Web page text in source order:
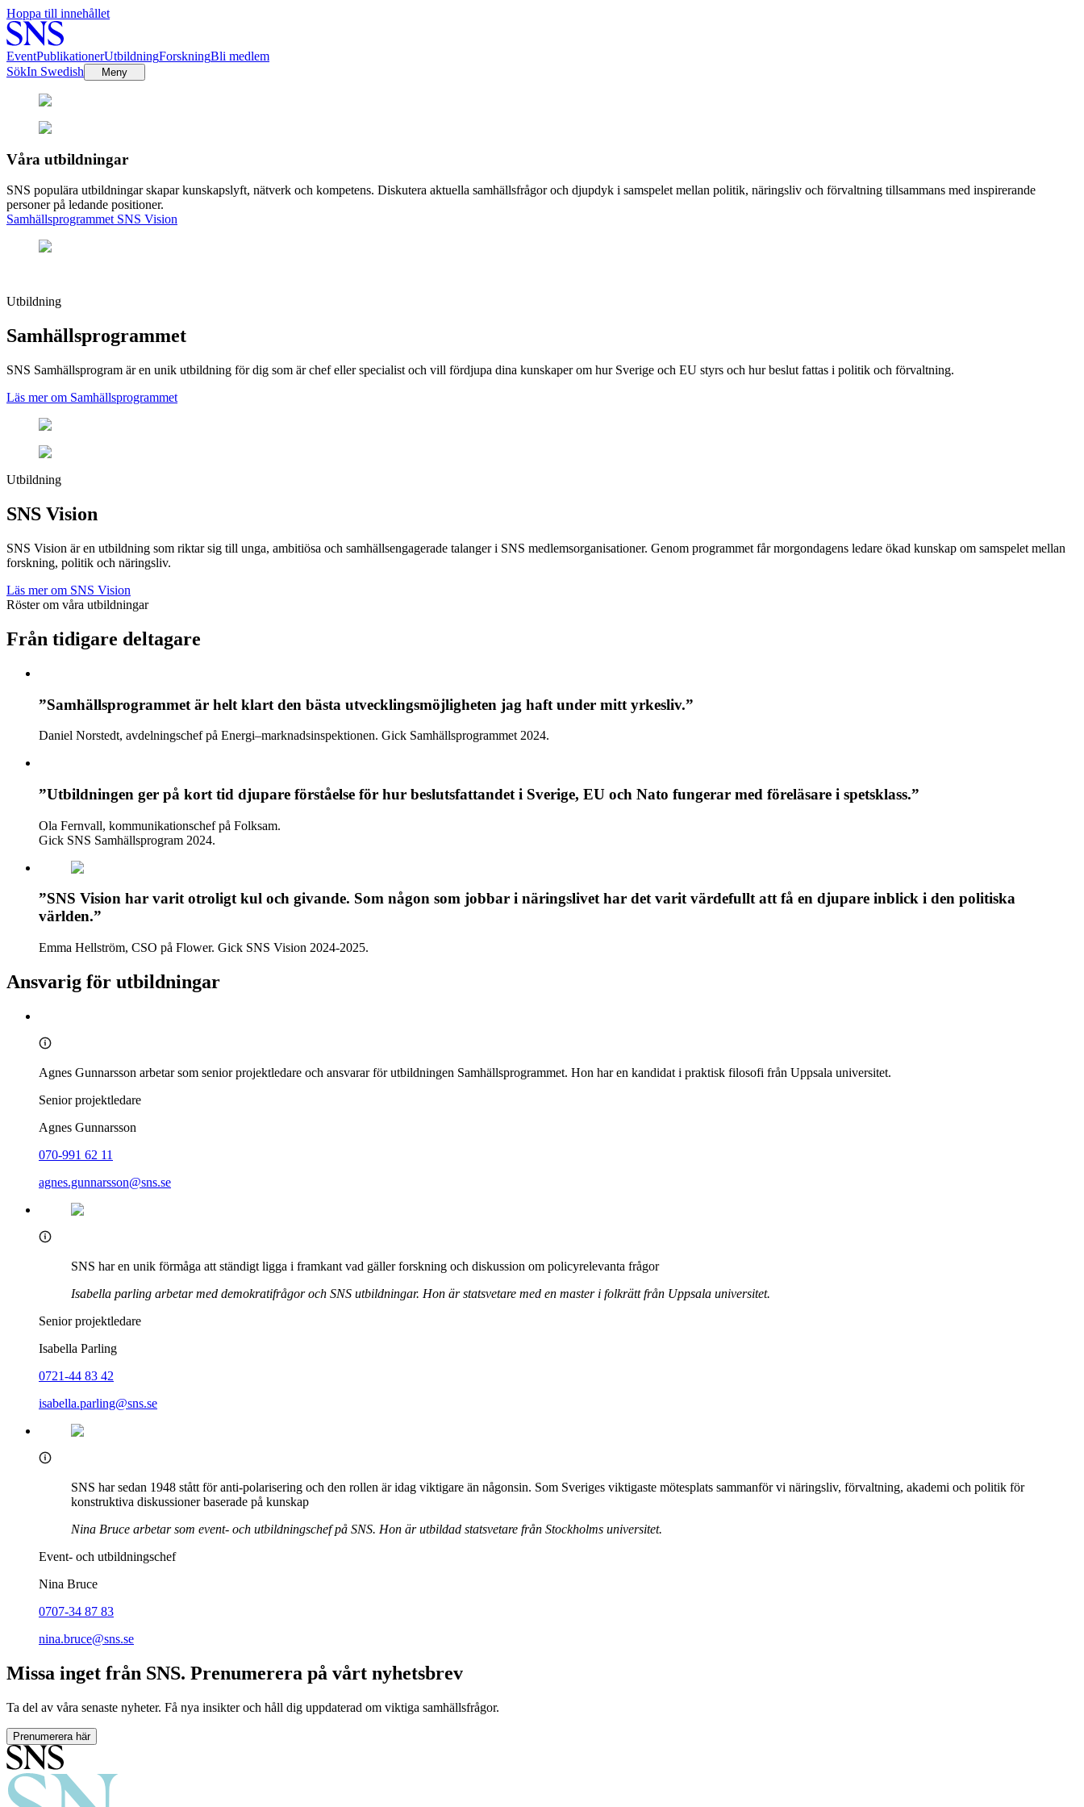
Hoppa till innehållet
EventPublikationerUtbildningForskningBli medlem
SökIn Swedish Meny
Våra utbildningar
SNS populära utbildningar skapar kunskapslyft, nätverk och kompetens. Diskutera aktuella samhällsfrågor och djupdyk i samspelet mellan politik, näringsliv och förvaltning tillsammans med inspirerande
personer på ledande positioner.
Samhällsprogrammet SNS Vision
Utbildning
Samhällsprogrammet
SNS Samhällsprogram är en unik utbildning för dig som är chef eller specialist och vill fördjupa dina kunskaper om hur Sverige och EU styrs och hur beslut fattas i politik och förvaltning.
Läs mer om Samhällsprogrammet
Utbildning
SNS Vision
SNS Vision är en utbildning som riktar sig till unga, ambitiösa och samhällsengagerade talanger i SNS medlemsorganisationer. Genom programmet får morgondagens ledare ökad kunskap om samspelet mellan
forskning, politik och näringsliv.
Läs mer om SNS Vision
Röster om våra utbildningar
Från tidigare deltagare
”Samhällsprogrammet är helt klart den bästa utvecklingsmöjligheten jag haft under mitt yrkesliv.”
Daniel Norstedt, avdelningschef på Energi–marknadsinspektionen. Gick Samhällsprogrammet 2024.
”Utbildningen ger på kort tid djupare förståelse för hur beslutsfattandet i Sverige, EU och Nato fungerar med föreläsare i spetsklass.”
Ola Fernvall, kommunikationschef på Folksam.
Gick SNS Samhällsprogram 2024.
”SNS Vision har varit otroligt kul och givande. Som någon som jobbar i näringslivet har det varit värdefullt att få en djupare inblick i den politiska
världen.”
Emma Hellström, CSO på Flower. Gick SNS Vision 2024-2025.
Ansvarig för utbildningar
Agnes Gunnarsson arbetar som senior projektledare och ansvarar för utbildningen Samhällsprogrammet. Hon har en kandidat i praktisk filosofi från Uppsala universitet.
Senior projektledare
Agnes Gunnarsson
070-991 62 11
agnes.gunnarsson@sns.se
SNS har en unik förmåga att ständigt ligga i framkant vad gäller forskning och diskussion om policyrelevanta frågor
Isabella parling arbetar med demokratifrågor och SNS utbildningar. Hon är statsvetare med en master i folkrätt från Uppsala universitet.
Senior projektledare
Isabella Parling
0721-44 83 42
isabella.parling@sns.se
SNS har sedan 1948 stått för anti-polarisering och den rollen är idag viktigare än någonsin. Som Sveriges viktigaste mötesplats sammanför vi näringsliv, förvaltning, akademi och politik för
konstruktiva diskussioner baserade på kunskap
Nina Bruce arbetar som event- och utbildningschef på SNS. Hon är utbildad statsvetare från Stockholms universitet.
Event- och utbildningschef
Nina Bruce
0707-34 87 83
nina.bruce@sns.se
Missa inget från SNS. Prenumerera på vårt nyhetsbrev
Ta del av våra senaste nyheter. Få nya insikter och håll dig uppdaterad om viktiga samhällsfrågor.
Prenumerera här